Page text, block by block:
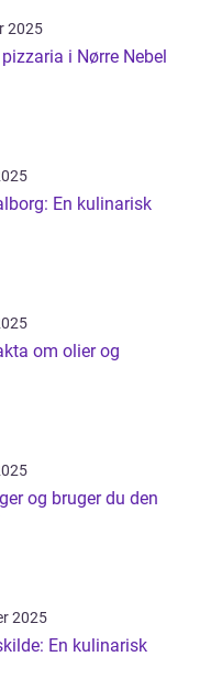
2025
i Nørre Nebel
En kulinarisk
om olier og
og bruger du den
2025
En kulinarisk